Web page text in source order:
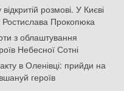
розмові. У Києві
Ростислава Прокопюка
з облаштування
Небесної Сотні
в Оленівці: прийди на
героїв